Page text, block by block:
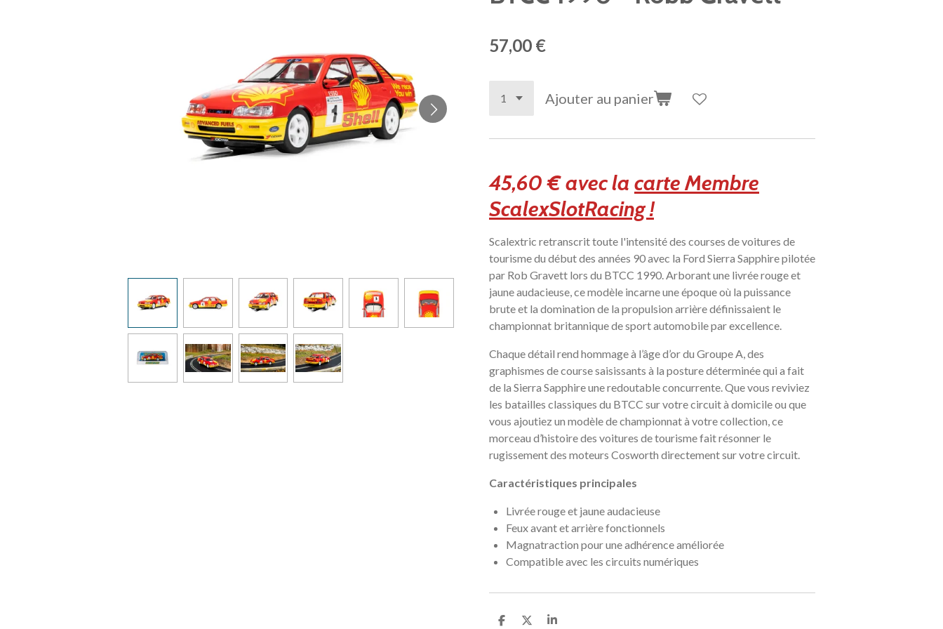
57,00 €
Ajouter au panier
45,60 € avec la carte Membre
ScalexSlotRacing !
Scalextric retranscrit toute l'intensité des courses de voitures de
tourisme du début des années 90 avec la Ford Sierra Sapphire pilotée
par Rob Gravett lors du BTCC 1990. Arborant une livrée rouge et
jaune audacieuse, ce modèle incarne une époque où la puissance
brute et la domination de la propulsion arrière définissaient le
championnat britannique de sport automobile par excellence.
Chaque détail rend hommage à l’âge d’or du Groupe A, des
graphismes de course saisissants à la posture déterminée qui a fait
de la Sierra Sapphire une redoutable concurrente. Que vous reviviez
les batailles classiques du BTCC sur votre circuit à domicile ou que
vous ajoutiez un modèle de championnat à votre collection, ce
morceau d’histoire des voitures de tourisme fait résonner le
rugissement des moteurs Cosworth directement sur votre circuit.
Caractéristiques principales
Livrée rouge et jaune audacieuse
Feux avant et arrière fonctionnels
Magnatraction pour une adhérence améliorée
Compatible avec les circuits numériques
P
P
P